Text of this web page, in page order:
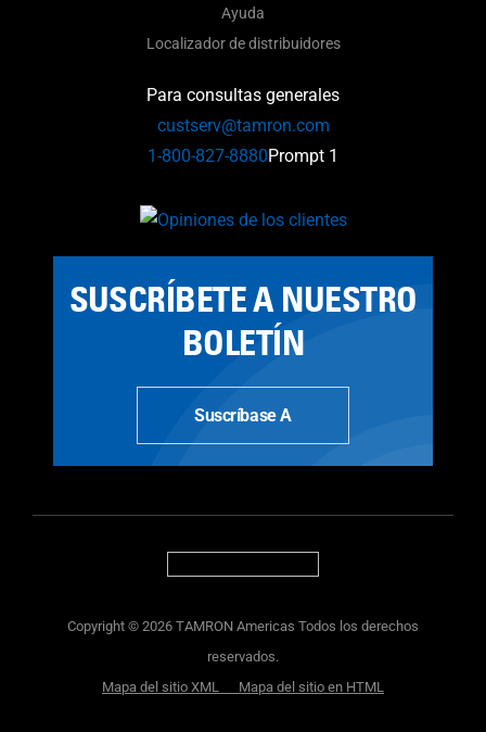
Ayuda
Localizador de distribuidores
Para consultas generales
custserv@tamron.com
1-800-827-8880Prompt 1
SUSCRÍBETE A NUESTRO
BOLETÍN
Suscríbase A
Copyright © 2026 TAMRON Americas Todos los derechos
reservados.
Mapa del sitio XML
Mapa del sitio en HTML